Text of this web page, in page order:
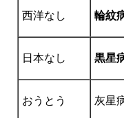
西洋なし 輪紋
日本なし 黒星
おうとう 灰星